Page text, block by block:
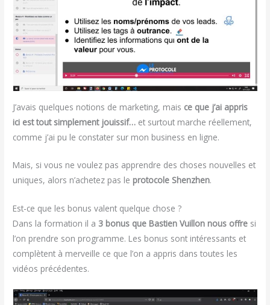
J’avais quelques notions de marketing, mais ce que j’ai appris
ici est tout simplement jouissif… et surtout marche réellement,
comme j’ai pu le constater sur mon business en ligne.
Mais, si vous ne voulez pas apprendre des choses nouvelles et
uniques, alors n’achetez pas le protocole Shenzhen.
Est-ce que les bonus valent quelque chose ?
Dans la formation il a 3 bonus que Bastien Vuillon nous offre si
l’on prendre son programme. Les bonus sont intéressants et
complètent à merveille ce que l’on a appris dans toutes les
vidéos précédentes.